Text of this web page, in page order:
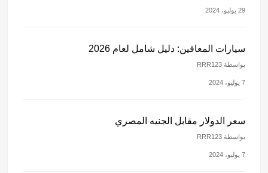
29 يوليو، 2024
سيارات المعاقين: دليل شامل لعام 2026
بواسطة RRR123
7 يوليو، 2024
سعر الدولار مقابل الجنيه المصري
بواسطة RRR123
7 يوليو، 2024